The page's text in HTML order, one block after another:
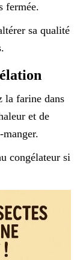
fermée.
sa qualité
la farine dans
et de
congélateur si